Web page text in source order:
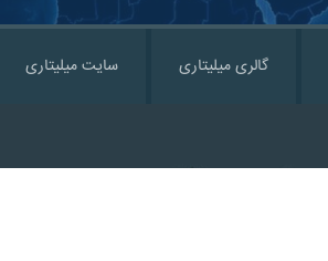
گالری میلیتاری سایت میلیتاری